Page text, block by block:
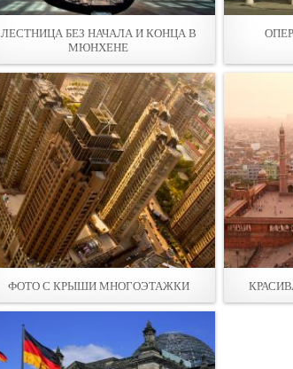
ЛЕСТНИЦА БЕЗ НАЧАЛА И КОНЦА В
МЮНХЕНЕ
ФОТО С КРЫШИ МНОГОЭТАЖКИ